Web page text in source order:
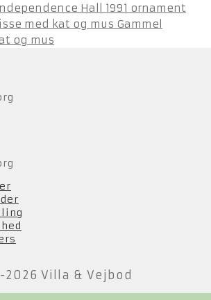
Hall 1991 ornament
Gammel
og mus
Villa & Vejbod